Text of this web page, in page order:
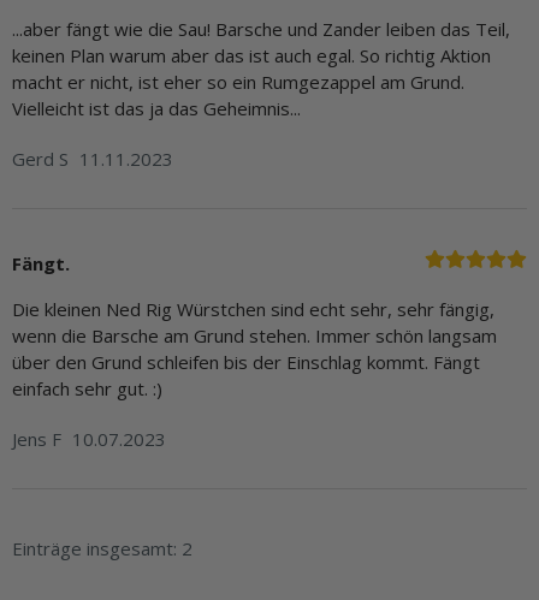
...aber fängt wie die Sau! Barsche und Zander leiben das Teil,
keinen Plan warum aber das ist auch egal. So richtig Aktion
macht er nicht, ist eher so ein Rumgezappel am Grund.
Vielleicht ist das ja das Geheimnis...
Gerd S 11.11.2023
Fängt.
Die kleinen Ned Rig Würstchen sind echt sehr, sehr fängig,
wenn die Barsche am Grund stehen. Immer schön langsam
über den Grund schleifen bis der Einschlag kommt. Fängt
einfach sehr gut. :)
Jens F 10.07.2023
Einträge insgesamt: 2